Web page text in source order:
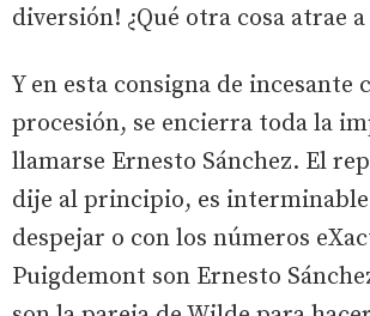
diversión! ¿Qué otra cosa atrae a
Y en esta consigna de incesante
procesión, se encierra toda la
llamarse Ernesto Sánchez. El
dije al principio, es
despejar o con los números
Puigdemont son Ernesto